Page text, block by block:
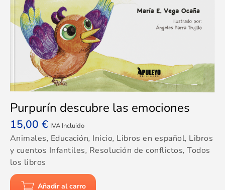
Purpurín descubre las emociones
15,00 € IVA Incluido
Animales, Educación, Inicio, Libros en español, Libros
y cuentos Infantiles, Resolución de conflictos,Todos
los libros
Añadir al carro